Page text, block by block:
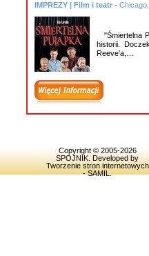
IMPREZY | Film i teatr -
"Śmiertelna
historii.
Reeve’a,…
Copyright © 2005-2026
SPOJNIK . Developed by
Tworzenie stron internetowych
- SAMIL.